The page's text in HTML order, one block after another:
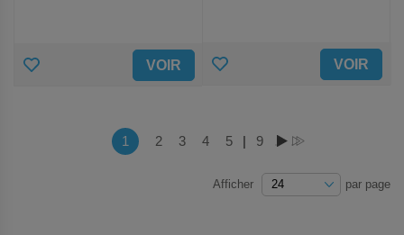
AJOUTER VOIR AJOUTER VOIR
PageVous lisez actuellement la page
1 Page
2 Page
3 Page
4 Page
5 | Page
9
Afficher par page